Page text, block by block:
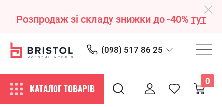
Розпродаж зі складу знижки до -40% тут
(098) 517 86 25
КАТАЛОГ ТОВАРІВ
0